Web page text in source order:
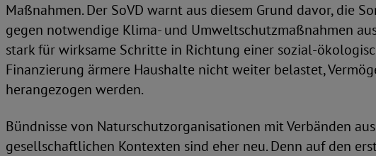
Maßnahmen. Der SoVD warnt aus diesem Grund davor, die
gegen notwendige Klima- und Umweltschutzmaßnahmen
stark für wirksame Schritte in Richtung einer sozial-
Finanzierung ärmere Haushalte nicht weiter belastet,
herangezogen werden.
Bündnisse von Naturschutzorganisationen mit Verbänden
gesellschaftlichen Kontexten sind eher neu. Denn auf den